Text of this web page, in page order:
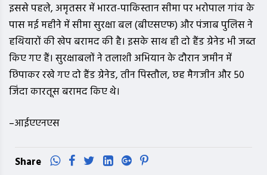
इससे पहले, अमृतसर में भारत-पाकिस्तान सीमा पर भरोपाल गांव के
पास मई महीने में सीमा सुरक्षा बल (बीएसएफ) और पंजाब पुलिस ने
हथियारों की खेप बरामद की है। इसके साथ ही दो हैंड ग्रेनेड भी जब्त
किए गए हैं। सुरक्षाबलों ने तलाशी अभियान के दौरान जमीन में
छिपाकर रखे गए दो हैंड ग्रेनेड, तीन पिस्तौल, छह मैगजीन और 50
जिंदा कारतूस बरामद किए थे।
–आईएएनएस
Share